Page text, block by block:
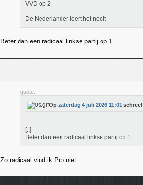
VVD op 2
De Nederlander leert het nooit
Beter dan een radicaal linkse partij op 1
quote:
Op zaterdag 4 juli 2026 11:01 schreef
[..]
Beter dan een radicaal linkse partij op 1
Zo radicaal vind ik Pro niet